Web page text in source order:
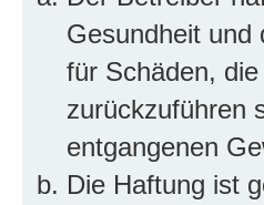
Gesundheit und
für Schäden,
zurückzuführen
entgangenen
Die Haftung ist